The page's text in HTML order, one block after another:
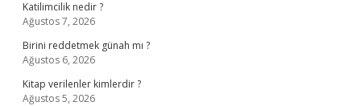
Katilimcilik nedir ?
Ağustos 7, 2026
Birini reddetmek günah mı ?
Ağustos 6, 2026
Kitap verilenler kimlerdir ?
Ağustos 5, 2026